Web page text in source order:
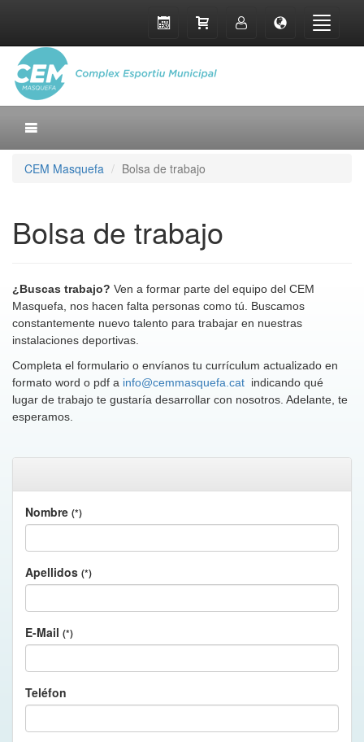
CEM Masquefa Bolsa de trabajo
Bolsa de trabajo
¿Buscas trabajo? Ven a formar parte del equipo del CEM
Masquefa, nos hacen falta personas como tú. Buscamos
constantemente nuevo talento para trabajar en nuestras
instalaciones deportivas.
Completa el formulario o envíanos tu currículum actualizado en
formato word o pdf a info@cemmasquefa.cat indicando qué
lugar de trabajo te gustaría desarrollar con nosotros. Adelante, te
esperamos.
Nombre (*)
Apellidos (*)
E-Mail (*)
Teléfon